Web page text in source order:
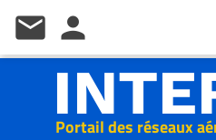
Portail des réseaux
mail person